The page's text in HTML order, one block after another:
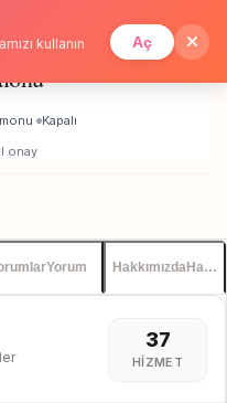
Giriş Üye Ol
· Kapalı
onay
Yorum Hakkımızda
37
HIZMET
kullanın Aç